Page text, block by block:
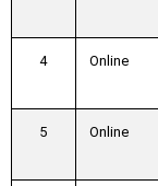
4 Online
5 Online